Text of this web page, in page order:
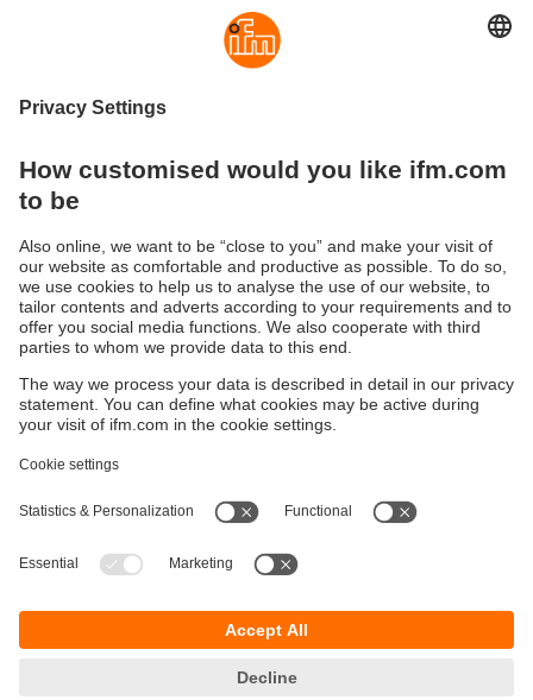
Durabilité
Conditions générales de vente
Protection des données
Responsible Disclosure
Immeuble 3, RDC N⁰ 5
Zénith Millenium
20190 Casablanca